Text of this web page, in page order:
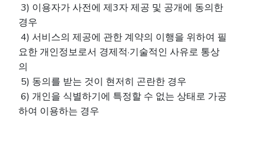
3) 이용자가 사전에 제3자 제공 및 공개에 동의한
경우
4) 서비스의 제공에 관한 계약의 이행을 위하여 필
요한 개인정보로서 경제적·기술적인 사유로 통상
의
5) 동의를 받는 것이 현저히 곤란한 경우
6) 개인을 식별하기에 특정할 수 없는 상태로 가공
하여 이용하는 경우